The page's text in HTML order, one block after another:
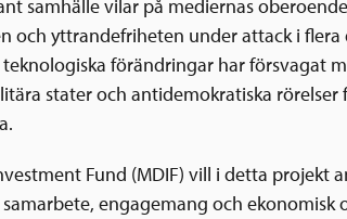
samhälle vilar på mediernas
och yttrandefriheten under attack i flera
teknologiska förändringar har försvagat
stater och antidemokratiska rörelser
Fund (MDIF) vill i detta projekt
engagemang och ekonomisk